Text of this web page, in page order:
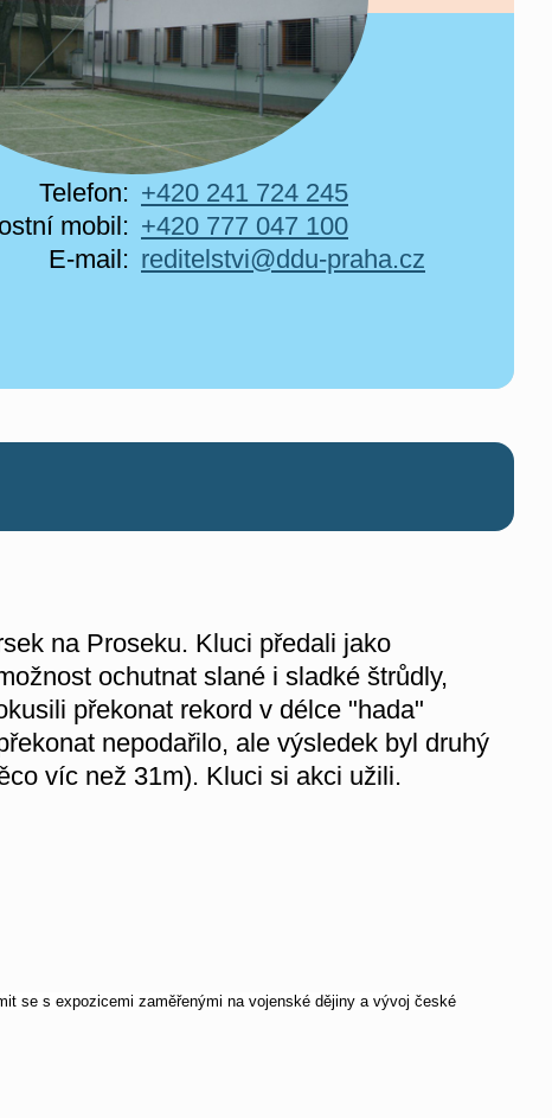
Telefon:
mobil:
E-mail:
+420 241 724 245
+420 777 047 100
reditelstvi@ddu-praha.cz
na Proseku. Kluci předali jako
ochutnat slané i sladké štrůdly,
překonat rekord v délce "hada"
nepodařilo, ale výsledek byl druhý
víc než 31m). Kluci si akci užili.
se s expozicemi zaměřenými na vojenské dějiny a vývoj české